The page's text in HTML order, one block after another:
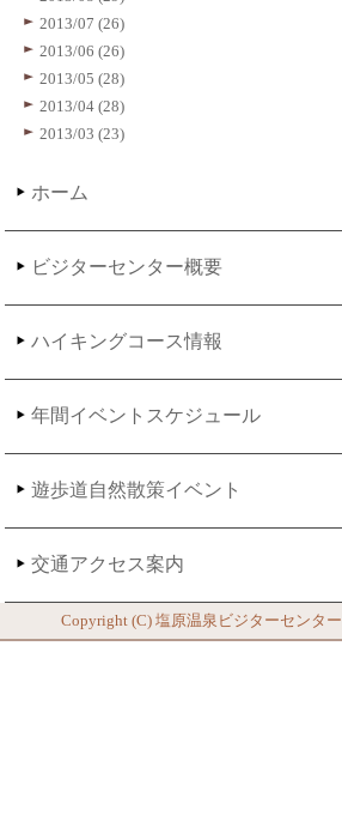
2013/07 (26)
2013/06 (26)
2013/05 (28)
2013/04 (28)
2013/03 (23)
ホーム
ビジターセンター概要
ハイキングコース情報
年間イベントスケジュール
遊歩道自然散策イベント
交通アクセス案内
Copyright (C)塩原温泉ビジターセンター